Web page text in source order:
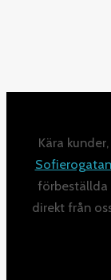
Kära
förbeställda
direkt från